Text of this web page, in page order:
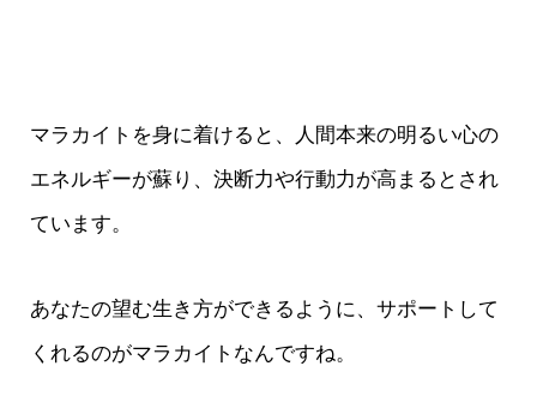
マラカイトを身に着けると、人間本来の明るい心の
エネルギーが蘇り、決断力や行動力が高まるとされ
ています。
あなたの望む生き方ができるように、サポートして
くれるのがマラカイトなんですね。